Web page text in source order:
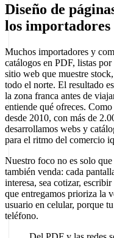
Diseño de
los importadores
Muchos importadores y
catálogos en PDF, listas
sitio web que muestre
todo el norte. El resultado
la zona franca antes de
entiende qué ofreces.
desde 2010, con más de
desarrollamos webs y
para el ritmo del comercio
Nuestro foco no es solo
también venda: cada
interesa, sea cotizar,
que entregamos prioriza la
usuario en celular, porque
teléfono.